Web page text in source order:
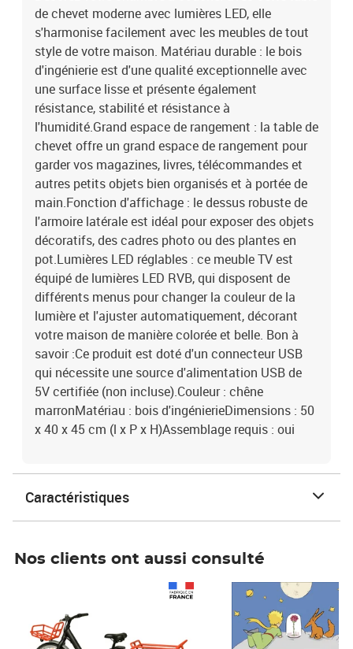
belle. Bon à savoir :Ce produit est doté d'un connecteur USB qui
nécessite une source d'alimentation USB de 5V certifiée (non
incluse).Couleur : chêne marronMatériau : bois
d'ingénierieDimensions : 50 x 40 x 45 cm (l x P x H)Assemblage
requis : oui
de chevet moderne avec lumières LED, elle
s'harmonise facilement avec les meubles de tout
style de votre maison. Matériau durable : le bois
d'ingénierie est d'une qualité exceptionnelle avec
une surface lisse et présente également
résistance, stabilité et résistance à
l'humidité.Grand espace de rangement : la table de
chevet offre un grand espace de rangement pour
garder vos magazines, livres, télécommandes et
autres petits objets bien organisés et à portée de
main.Fonction d'affichage : le dessus robuste de
l'armoire latérale est idéal pour exposer des objets
décoratifs, des cadres photo ou des plantes en
pot.Lumières LED réglables : ce meuble TV est
équipé de lumières LED RVB, qui disposent de
différents menus pour changer la couleur de la
lumière et l'ajuster automatiquement, décorant
votre maison de manière colorée et belle. Bon à
savoir :Ce produit est doté d'un connecteur USB
qui nécessite une source d'alimentation USB de
5V certifiée (non incluse).Couleur : chêne
marronMatériau : bois d'ingénierieDimensions : 50
x 40 x 45 cm (l x P x H)Assemblage requis : oui
Caractéristiques
Nos clients ont aussi consulté
Prix 7,50€